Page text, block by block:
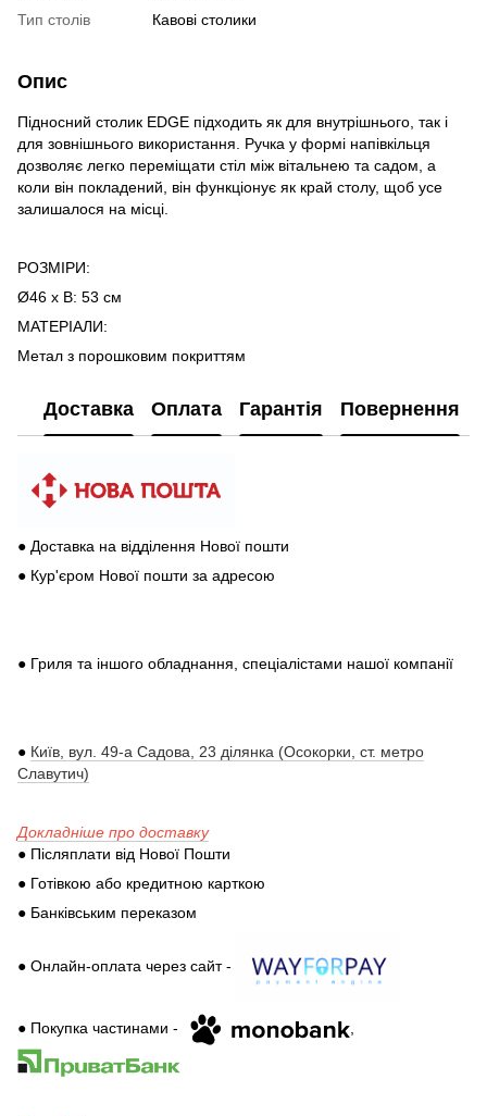
Тип столів
Кавові столики
Опис
Підносний столик EDGE підходить як для внутрішнього, так і
для зовнішнього використання. Ручка у формі напівкільця
дозволяє легко переміщати стіл між вітальнею та садом, а
коли він покладений, він функціонує як край столу, щоб усе
залишалося на місці.
РОЗМІРИ:
Ø46 х В: 53 см
МАТЕРІАЛИ:
Метал з порошковим покриттям
Доставка Оплата Гарантія Повернення
● Доставка на відділення Нової пошти
● Кур'єром Нової пошти за адресою
● Гриля та іншого обладнання, спеціалістами нашої компанії
● Київ, вул. 49-а Садова, 23 ділянка (Осокорки, ст. метро
Славутич)
Докладніше про доставку
● Післяплати від Нової Пошти
● Готівкою або кредитною карткою
● Банківським переказом
● Онлайн-оплата через сайт -
● Покупка частинами - ,